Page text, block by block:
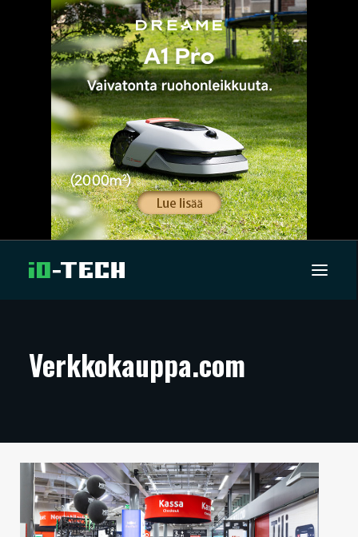
ARTIKKELIT
TECHBBS
TIETOA
HINTA.FI
Verkkokauppa.com